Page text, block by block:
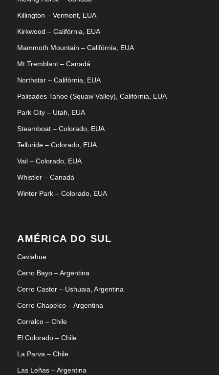
Killington – Vermont, EUA
Kirkwood – Califórnia, EUA
Mammoth Mountain – Califórnia, EUA
Mt Tremblant – Canadá
Northstar – Califórnia, EUA
Palisades Tahoe (Squaw Valley), Califórnia, EUA
Park City – Utah, EUA
Steamboat – Colorado, EUA
Telluride – Colorado, EUA
Vail – Colorado, EUA
Whistler – Canadá
Winter Park – Colorado, EUA
AMÉRICA DO SUL
Caviahue
Cerro Bayo – Argentina
Cerro Castor – Ushuaia, Argentina
Cerro Chapelco – Argentina
Corralco – Chile
El Colorado – Chile
La Parva – Chile
Las Leñas – Argentina